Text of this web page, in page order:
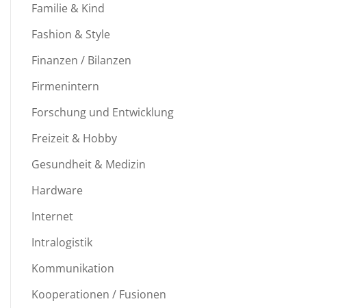
Familie & Kind
Fashion & Style
Finanzen / Bilanzen
Firmenintern
Forschung und Entwicklung
Freizeit & Hobby
Gesundheit & Medizin
Hardware
Internet
Intralogistik
Kommunikation
Kooperationen / Fusionen